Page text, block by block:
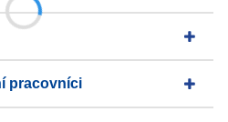
pracovníci